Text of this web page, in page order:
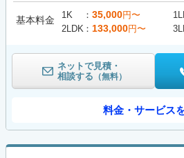
基本料金 1K 35,000円〜
2LDK
133,000円〜
ネットで見積・
相談する （無料）
料金・サービス